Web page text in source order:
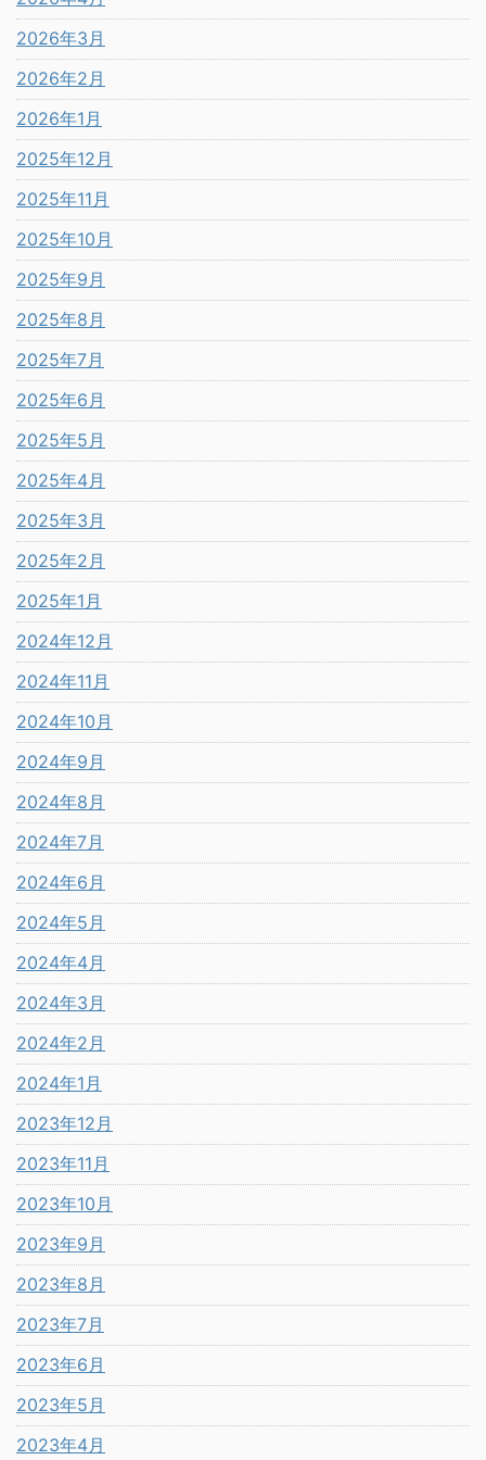
2026年3月
2026年2月
2026年1月
2025年12月
2025年11月
2025年10月
2025年9月
2025年8月
2025年7月
2025年6月
2025年5月
2025年4月
2025年3月
2025年2月
2025年1月
2024年12月
2024年11月
2024年10月
2024年9月
2024年8月
2024年7月
2024年6月
2024年5月
2024年4月
2024年3月
2024年2月
2024年1月
2023年12月
2023年11月
2023年10月
2023年9月
2023年8月
2023年7月
2023年6月
2023年5月
2023年4月